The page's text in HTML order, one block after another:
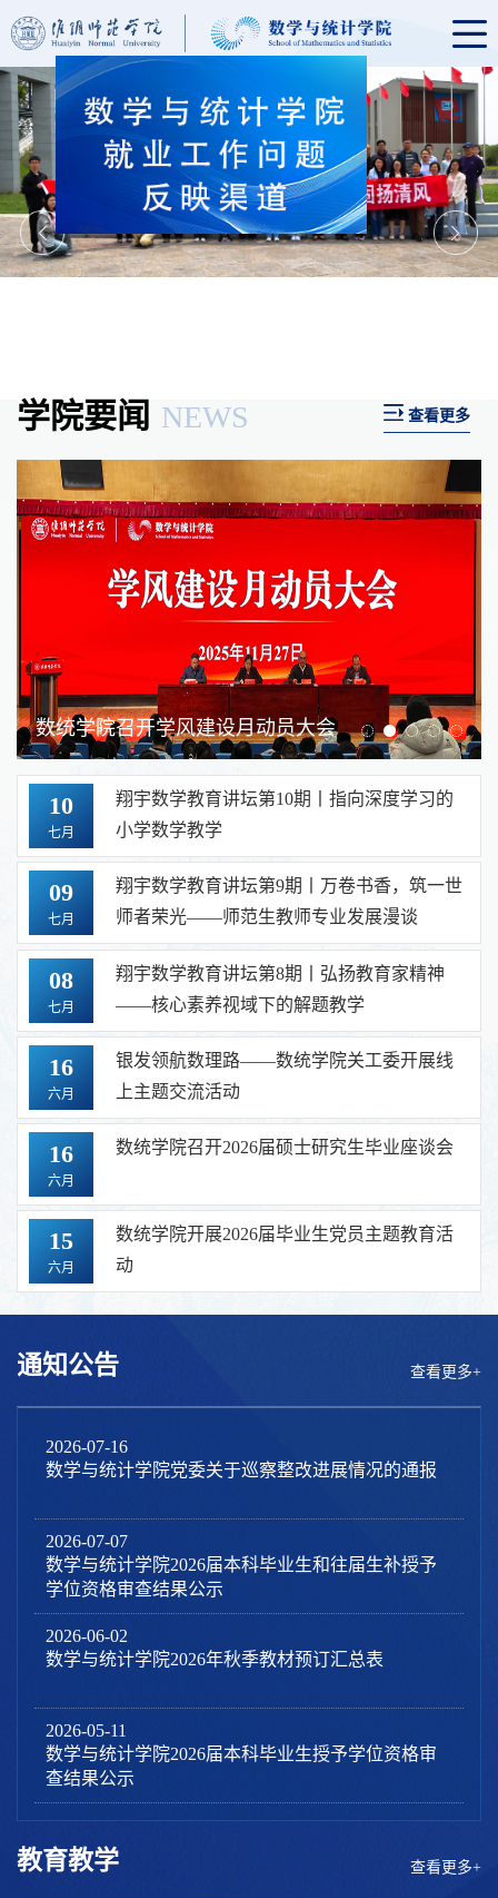
学院要闻 NEWS 查看更多
数统学院召开学风建设月动员大会
10
七月
翔宇数学教育讲坛第10期丨指向深度学习的
小学数学教学
09
七月
翔宇数学教育讲坛第9期丨万卷书香，筑一世
师者荣光——师范生教师专业发展漫谈
08
七月
翔宇数学教育讲坛第8期丨弘扬教育家精神
——核心素养视域下的解题教学
16
六月
银发领航数理路——数统学院关工委开展线
上主题交流活动
16
六月
数统学院召开2026届硕士研究生毕业座谈会
15
六月
数统学院开展2026届毕业生党员主题教育活
动
通知公告 查看更多+
2026-07-16
数学与统计学院党委关于巡察整改进展情况的通报
2026-07-07
数学与统计学院2026届本科毕业生和往届生补授予
学位资格审查结果公示
2026-06-02
数学与统计学院2026年秋季教材预订汇总表
2026-05-11
数学与统计学院2026届本科毕业生授予学位资格审
查结果公示
教育教学 查看更多+